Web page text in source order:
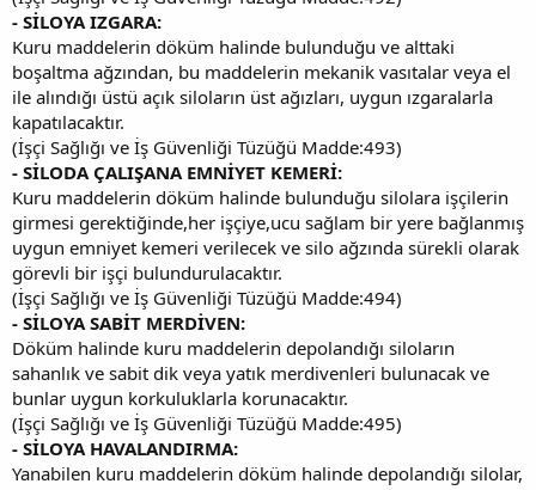
- SİLOYA IZGARA:
Kuru maddelerin döküm halinde bulunduğu ve alttaki
boşaltma ağzından, bu maddelerin mekanik vasıtalar veya el
ile alındığı üstü açık siloların üst ağızları, uygun ızgaralarla
kapatılacaktır.
(İşçi Sağlığı ve İş Güvenliği Tüzüğü Madde:493)
- SİLODA ÇALIŞANA EMNİYET KEMERİ:
Kuru maddelerin döküm halinde bulunduğu silolara işçilerin
girmesi gerektiğinde,her işçiye,ucu sağlam bir yere bağlanmış
uygun emniyet kemeri verilecek ve silo ağzında sürekli olarak
görevli bir işçi bulundurulacaktır.
(İşçi Sağlığı ve İş Güvenliği Tüzüğü Madde:494)
- SİLOYA SABİT MERDİVEN:
Döküm halinde kuru maddelerin depolandığı siloların
sahanlık ve sabit dik veya yatık merdivenleri bulunacak ve
bunlar uygun korkuluklarla korunacaktır.
(İşçi Sağlığı ve İş Güvenliği Tüzüğü Madde:495)
- SİLOYA HAVALANDIRMA:
Yanabilen kuru maddelerin döküm halinde depolandığı silolar,